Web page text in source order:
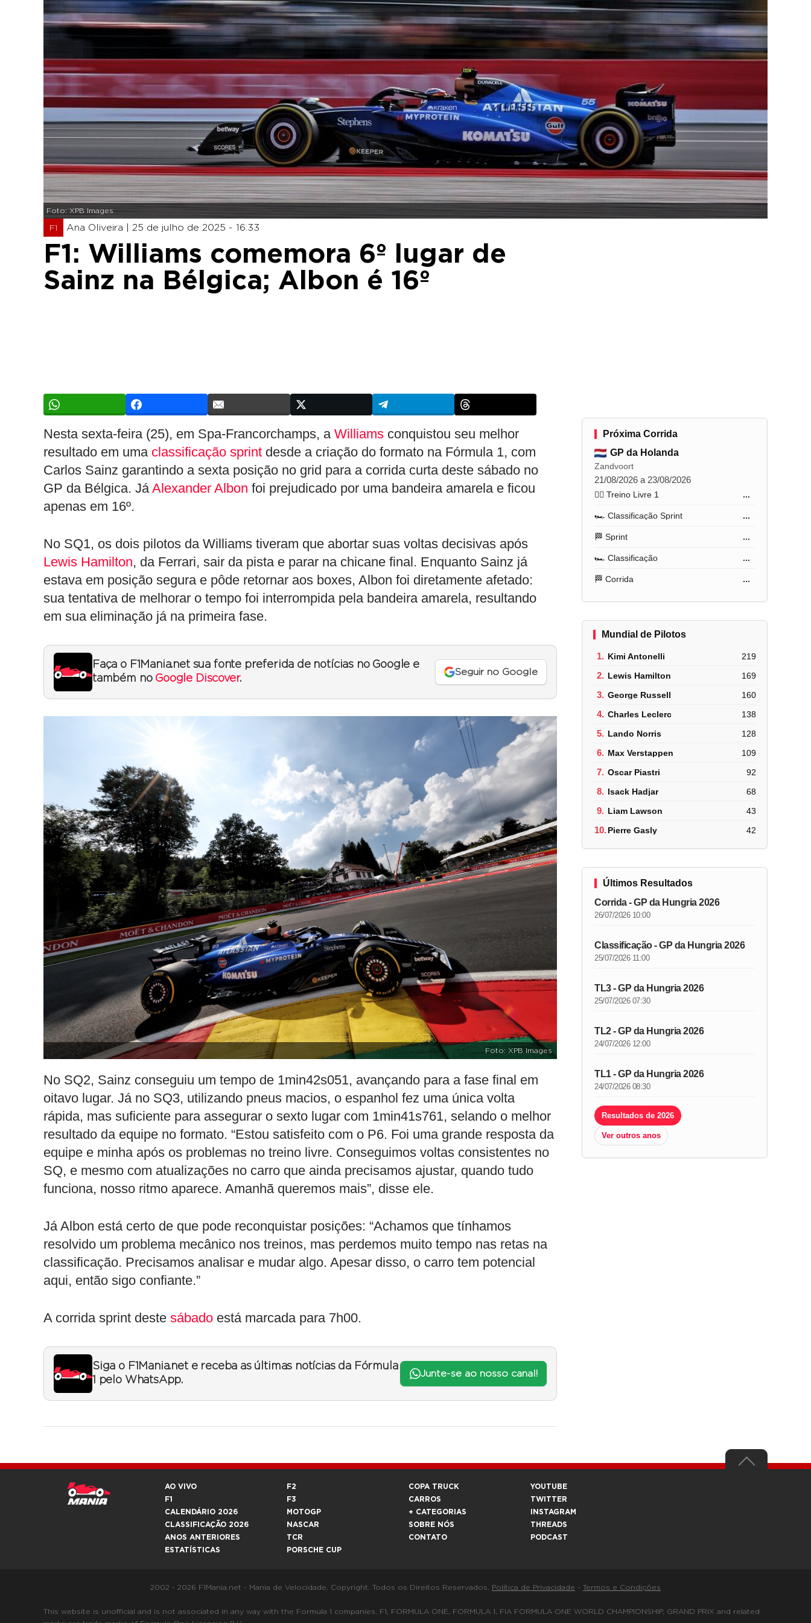
Foto: XPB Images
F1 Ana Oliveira | 25 de julho de 2025 - 16:33
F1: Williams comemora 6º lugar de
Sainz na Bélgica; Albon é 16º
Nesta sexta-feira (25), em Spa-Francorchamps, a Williams conquistou seu melhor
resultado em umaclassificação sprint desde a criação do formato na Fórmula 1, com
Carlos Sainz garantindo a sexta posição no grid para a corrida curta deste sábado no
GP da Bélgica. JáAlexander Albon foi prejudicado por uma bandeira amarela e ficou
apenas em 16º.
No SQ1, os dois pilotos da Williams tiveram que abortar suas voltas decisivas após
Lewis Hamilton, da Ferrari, sair da pista e parar na chicane final. Enquanto Sainz já
estava em posição segura e pôde retornar aos boxes, Albon foi diretamente afetado:
sua tentativa de melhorar o tempo foi interrompida pela bandeira amarela, resultando
em sua eliminação já na primeira fase.
Faça o F1Mania.net sua fonte preferida de notícias no Google e
também no Google Discover.
Seguir no Google
Foto: XPB Images
No SQ2, Sainz conseguiu um tempo de 1min42s051, avançando para a fase final em
oitavo lugar. Já no SQ3, utilizando pneus macios, o espanhol fez uma única volta
rápida, mas suficiente para assegurar o sexto lugar com 1min41s761, selando o melhor
resultado da equipe no formato. “Estou satisfeito com o P6. Foi uma grande resposta da
equipe e minha após os problemas no treino livre. Conseguimos voltas consistentes no
SQ, e mesmo com atualizações no carro que ainda precisamos ajustar, quando tudo
funciona, nosso ritmo aparece. Amanhã queremos mais”, disse ele.
Já Albon está certo de que pode reconquistar posições: “Achamos que tínhamos
resolvido um problema mecânico nos treinos, mas perdemos muito tempo nas retas na
classificação. Precisamos analisar e mudar algo. Apesar disso, o carro tem potencial
aqui, então sigo confiante.”
A corrida sprint deste sábado está marcada para 7h00.
Siga o F1Mania.net e receba as últimas notícias da Fórmula
1 pelo WhatsApp.
Junte-se ao nosso canal!
Próxima Corrida
GP da Holanda
Zandvoort
21/08/2026 a 23/08/2026
🏋️‍♂️ Treino Livre 1 ...
🏎️ Classificação Sprint ...
🏁 Sprint ...
🏎️ Classificação ...
🏁 Corrida ...
Mundial de Pilotos
1. Kimi Antonelli 219
2. Lewis Hamilton 169
3. George Russell 160
4. Charles Leclerc 138
5. Lando Norris 128
6. Max Verstappen 109
7. Oscar Piastri 92
8. Isack Hadjar 68
9. Liam Lawson 43
10.Pierre Gasly 42
Últimos Resultados
Corrida - GP da Hungria 2026
26/07/2026 10:00
Classificação - GP da Hungria 2026
25/07/2026 11:00
TL3 - GP da Hungria 2026
25/07/2026 07:30
TL2 - GP da Hungria 2026
24/07/2026 12:00
TL1 - GP da Hungria 2026
24/07/2026 08:30
Resultados de 2026
Ver outros anos
AO VIVO
F1
CALENDÁRIO 2026
CLASSIFICAÇÃO 2026
ANOS ANTERIORES
ESTATÍSTICAS
F2
F3
MOTOGP
NASCAR
TCR
PORSCHE CUP
COPA TRUCK
CARROS
+ CATEGORIAS
SOBRE NÓS
CONTATO
YOUTUBE
TWITTER
INSTAGRAM
THREADS
PODCAST
2002 - 2026 F1Mania.net - Mania de Velocidade. Copyright. Todos os Direitos Reservados. Política de Privacidade - Termos e Condições
This website is unofficial and is not associated in any way with the Formula 1 companies. F1, FORMULA ONE, FORMULA 1, FIA FORMULA ONE WORLD CHAMPIONSHIP, GRAND PRIX and related